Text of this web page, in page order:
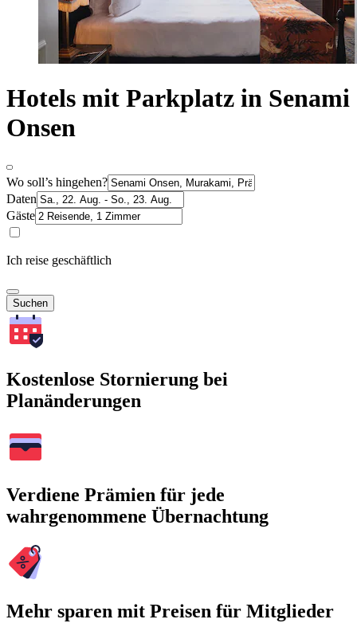
Hotels mit Parkplatz in Senami
Onsen
Wo soll’s hingehen?
Daten
Gäste
Ich reise geschäftlich
Suchen
Kostenlose Stornierung bei
Planänderungen
Verdiene Prämien für jede
wahrgenommene Übernachtung
Mehr sparen mit Preisen für Mitglieder